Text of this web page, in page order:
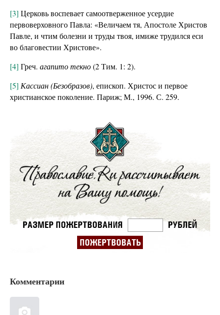
[3] Церковь воспевает самоотверженное усердие
первоверховного Павла: «Величаем тя, Апостоле Христов
Павле, и чтим болезни и труды твоя, имиже трудился еси
во благовестии Христове».
[4] Греч. агапито текно(2 Тим. 1: 2).
[5] Кассиан (Безобразов), епископ. Христос и первое
христианское поколение. Париж; М., 1996. С. 259.
Комментарии